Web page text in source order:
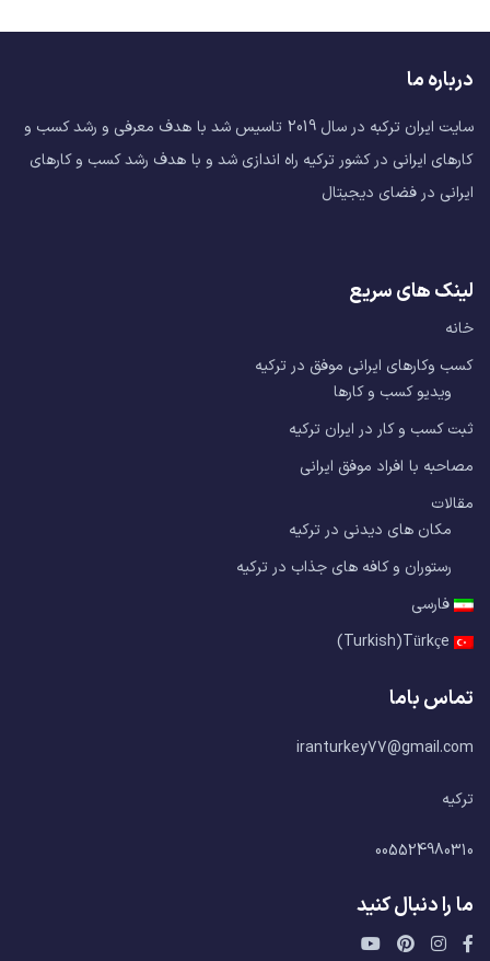
درباره ما
سایت ایران ترکبه در سال 2019 تاسیس شد با هدف معرفی و رشد کسب و
کارهای ایرانی در کشور ترکیه راه اندازی شد و با هدف رشد کسب و کارهای
ایرانی در فضای دیجیتال
لینک های سریع
خانه
کسب وکارهای ایرانی موفق در ترکیه
ویدیو کسب و کارها
ثبت کسب و کار در ایران ترکیه
مصاحبه با افراد موفق ایرانی
مقالات
مکان های دیدنی در ترکیه
رستوران و کافه های جذاب در ترکیه
فارسی
Türkçe
(
Turkish
)
تماس باما
iranturkey77@gmail.com
ترکیه
005524980310
ما را دنبال کنید